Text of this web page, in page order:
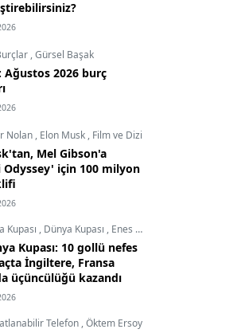
,Gürsel Başak
2026 burç
Nolan , Elon Musk , Film ve Dizi
Mel Gibson'a
Odyssey' için 100 milyon
Kupası , Dünya Kupası , Enes Demircioğlu
Kupası: 10 gollü nefes
İngiltere, Fransa
üçüncülüğü kazandı
Telefon ,Öktem Ersoy